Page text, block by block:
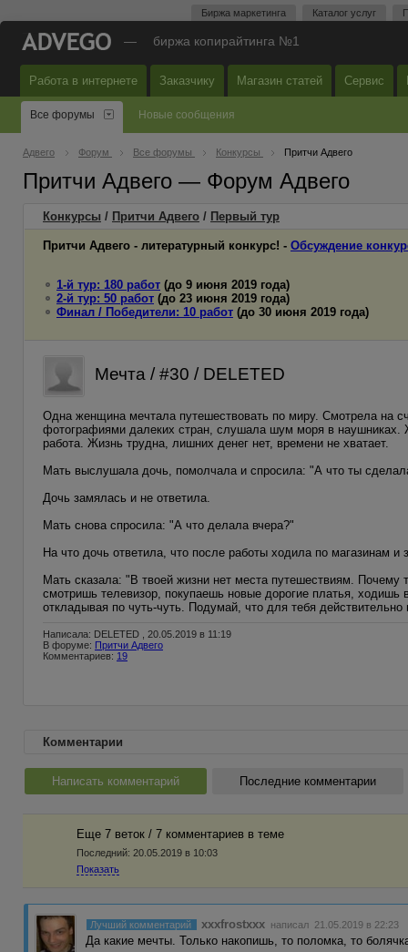
Биржа маркетинга Каталог услуг
— биржа копирайтинга №1
Работа в интернете Заказчику Магазин статей Сервис
Все форумы Новые сообщения
Адвего Форум Все форумы Конкурсы Притчи Адвего
Притчи Адвего — Форум Адвего
Конкурсы / Притчи Адвего / Первый тур
Притчи Адвего - литературный конкурс! - Обсуждение
1-й тур: 180 работ (до 9 июня 2019 года)
2-й тур: 50 работ (до 23 июня 2019 года)
Финал / Победители: 10 работ (до 30 июня 2019 года)
Мечта / #30 / DELETED
Одна женщина мечтала путешествовать по миру. Смотрела на
фотографиями далеких стран, слушала шум моря в наушниках.
работа. Жизнь трудна, лишних денег нет, времени не хватает.
Мать выслушала дочь, помолчала и спросила: "А что ты
Дочь замялась и не ответила.
Мать снова спросила: "А что делала вчера?"
На что дочь ответила, что после работы ходила по магазинам
Мать сказала: "В твоей жизни нет места путешествиям.
смотришь телевизор, покупаешь новые дорогие платья,
откладывая по чуть-чуть. Подумай, что для тебя
Написала: DELETED , 20.05.2019 в 11:19
В форуме: Притчи Адвего
Комментариев: 19
Комментарии
Написать комментарий Последние комментарии
Еще 7 веток / 7 комментариев в темe
Последний: 20.05.2019 в 10:03
Показать
Лучший комментарий xxxfrostxxx написал 21.05.2019 в 22:23
Да какие мечты. Только накопишь, то поломка, то